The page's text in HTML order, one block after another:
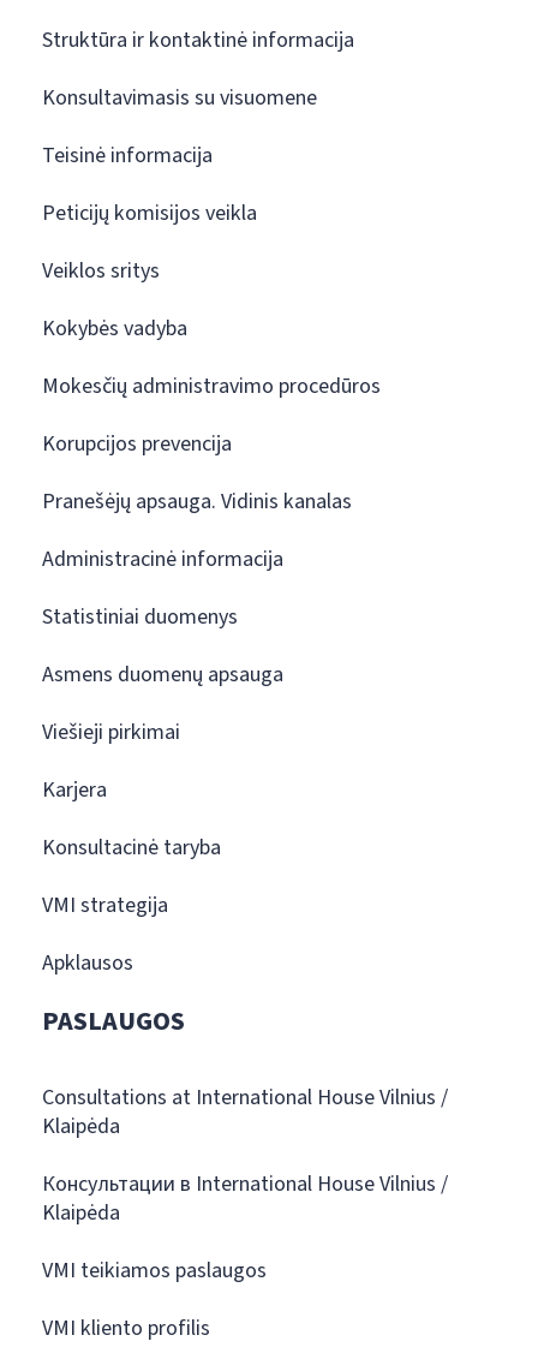
Struktūra ir kontaktinė informacija
Konsultavimasis su visuomene
Teisinė informacija
Peticijų komisijos veikla
Veiklos sritys
Kokybės vadyba
Mokesčių administravimo procedūros
Korupcijos prevencija
Pranešėjų apsauga. Vidinis kanalas
Administracinė informacija
Statistiniai duomenys
Asmens duomenų apsauga
Viešieji pirkimai
Karjera
Konsultacinė taryba
VMI strategija
Apklausos
PASLAUGOS
Consultations at International House Vilnius /
Klaipėda
Консультации в International House Vilnius /
Klaipėda
VMI teikiamos paslaugos
VMI kliento profilis